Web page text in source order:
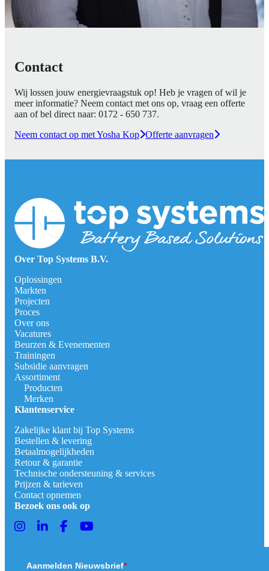
Contact
Wij lossen jouw energievraagstuk op! Heb je vragen of wil je
meer informatie? Neem contact met ons op, vraag een offerte
aan of bel direct naar: 0172 - 650 737.
Neem contact op met Yosha Kop Offerte aanvragen
Over Top Systems B.V.
Oplossingen
Markten
Projecten
Proces
Over ons
Vacatures
Beurzen & Evenementen
Trainingen
Subsidie aanvragen
Assortiment
Producten
Merken
Klantenservice
Zakelijke klant bij Top Systems
Bestellen & levering
Betaalmogelijkheden
Retour & garantie
Technische ondersteuning & services
Prijzen & tarieven
Contact opnemen
Bezoek ons ook op
Aanmelden Nieuwsbrief*